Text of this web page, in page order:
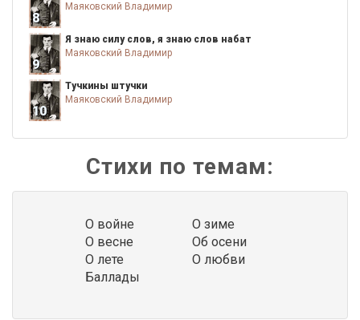
8
Маяковский Владимир
9
Я знаю силу слов, я знаю слов набат
Маяковский Владимир
10
Тучкины штучки
Маяковский Владимир
Стихи по темам:
О войне
О зиме
О весне
Об осени
О лете
О любви
Баллады